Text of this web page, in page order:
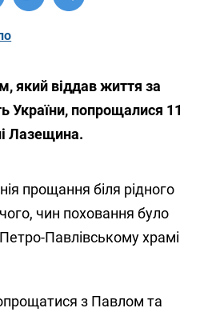
який віддав життя за
України, попрощалися 11
Лазещина.
прощання біля рідного
чин поховання було
Павлівському храмі
з Павлом та